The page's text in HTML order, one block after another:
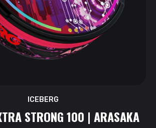
ICEBERG
STRONG 100 | ARASAKA